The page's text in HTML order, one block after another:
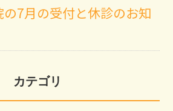
7月の受付と休診のお知
カテゴリ